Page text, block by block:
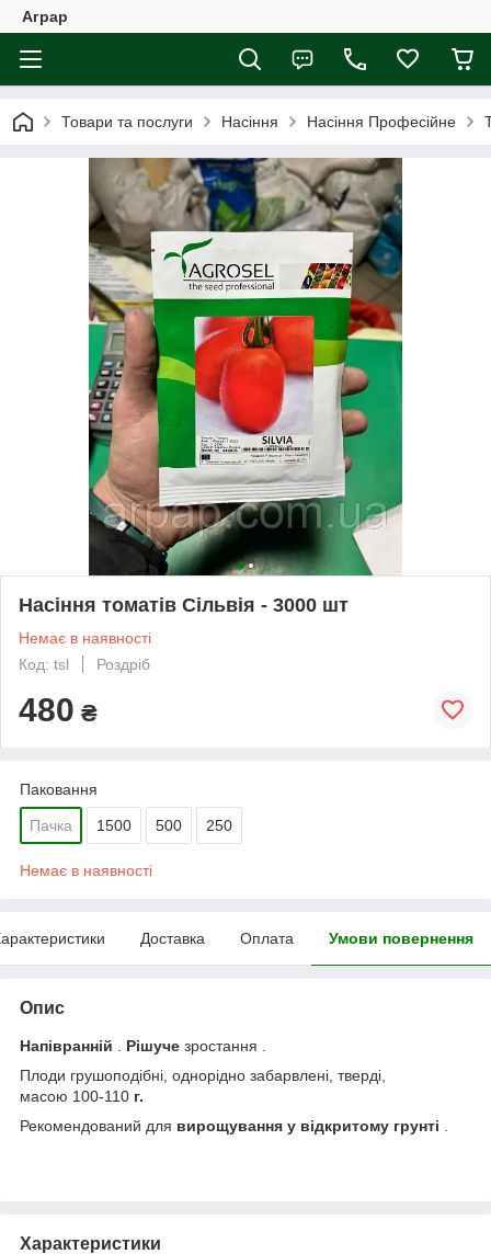
Аграр
Товари та послуги Насіння Насіння Професійне
Насіння томатів Сільвія - 3000 шт
Немає в наявності
Код: tsl
Роздріб
480 ₴
Паковання
Пачка 1500 500 250
Немає в наявності
Доставка Оплата Умови повернення
Опис
Напівранній Рішуче зростання .
Плоди грушоподібні, однорідно забарвлені, тверді,
масою 100-110 г.
Рекомендований для вирощування у відкритому грунті
Характеристики